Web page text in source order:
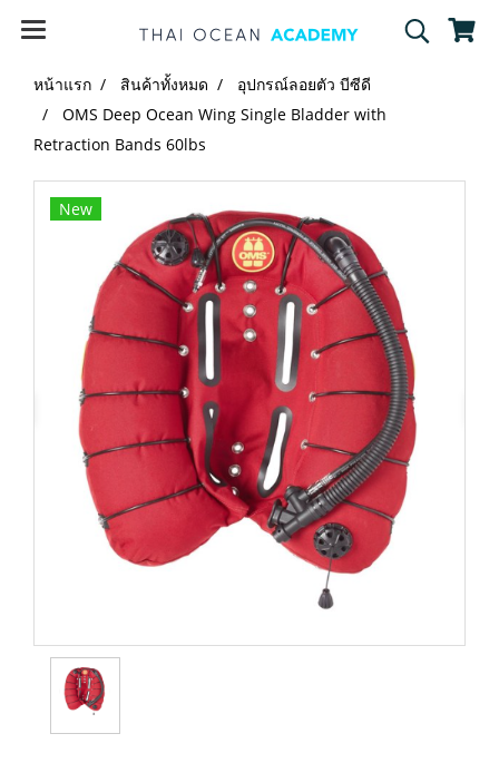
หน้าแรก สินค้าทั้งหมด
อุปกรณ์ลอยตัว บีซีดี
OMS Deep Ocean Wing Single Bladder with
Retraction Bands 60lbs
New